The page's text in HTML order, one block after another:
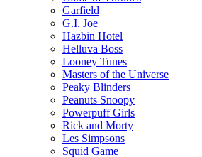
Garfield
G.I. Joe
Hazbin Hotel
Helluva Boss
Looney Tunes
Masters of the Universe
Peaky Blinders
Peanuts Snoopy
Powerpuff Girls
Rick and Morty
Les Simpsons
Squid Game